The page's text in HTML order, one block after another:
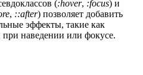
(:hover, :focus) и
, ::after) позволяет добавить
эффекты, такие как
наведении или фокусе.